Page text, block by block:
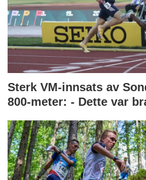
Sterk VM-innsats av
800-meter: - Dette var